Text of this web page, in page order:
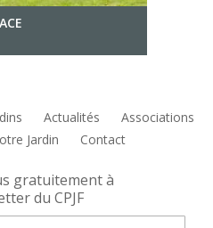
Actualités
Associations
Jardin Contact
gratuitement à
du CPJF